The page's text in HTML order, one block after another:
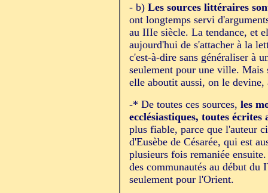
- b) Les sources littéraires
ont longtemps servi
au IIIe siècle. La tendance, et
aujourd'hui de s'attacher à la
c'est-à-dire sans généraliser à
seulement pour une ville. Mais
elle aboutit aussi, on le devine,
-* De toutes ces sources, les
ecclésiastiques, toutes
plus fiable, parce que l'auteur
d'Eusèbe de Césarée, qui est
plusieurs fois remaniée
des communautés au début du
seulement pour l'Orient.